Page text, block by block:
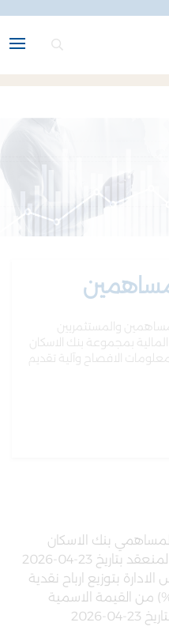
والمستثمريين
بمجموعة بنك الاسكان
الافصاح وآلية تقديم
لمساهمي بنك الاسكان
للتجارة والتمويل باجتماعها المنعقد بتاريخ 23-04-2026
بتوزيع ارباح نقدية
العام 2025 بنسبة (30%) من القيمة الاسمية
2026